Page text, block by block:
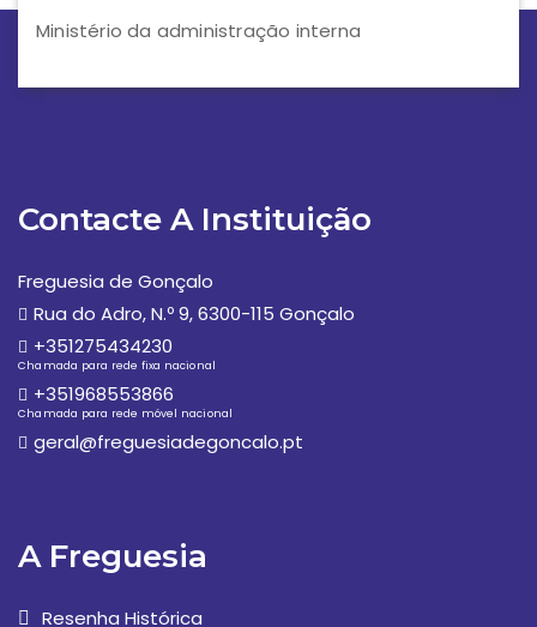
Ministério da administração interna
Contacte A Instituição
Freguesia de Gonçalo
Rua do Adro, N.º 9, 6300-115 Gonçalo
+351275434230
Chamada para rede fixa nacional
+351968553866
Chamada para rede móvel nacional
geral@freguesiadegoncalo.pt
A Freguesia
Resenha Histórica